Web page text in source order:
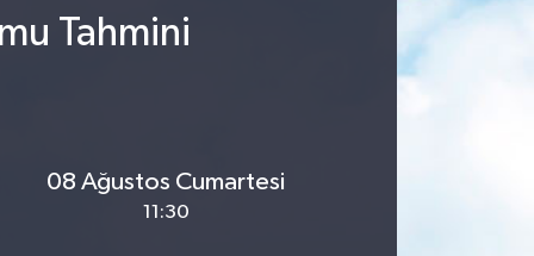
Tahmini
08 Ağustos Cumartesi
11:30